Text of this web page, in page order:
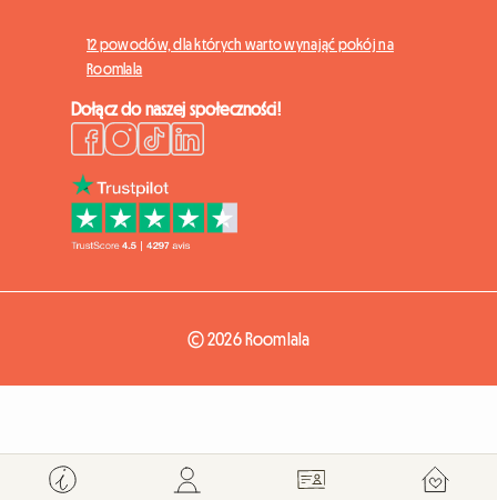
12 powodów, dla których warto wynająć pokój na
Roomlala
Dołącz do naszej społeczności!
© 2026 Roomlala